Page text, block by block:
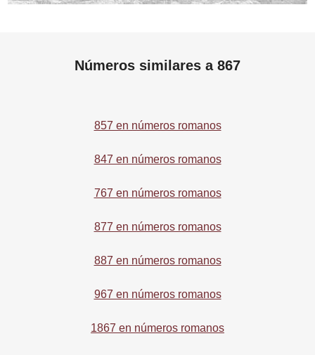
Números similares a 867
857 en números romanos
847 en números romanos
767 en números romanos
877 en números romanos
887 en números romanos
967 en números romanos
1867 en números romanos